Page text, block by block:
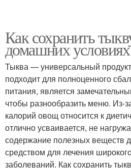
Как сохранить
домашних условиях
Тыква — универсальный
подходит для полноценного
питания, является
чтобы разнообразить меню. Из-
калорий овощ относится к
отлично усваивается, не
содержание полезных веществ
средством для лечения
заболеваний. Как сохранить